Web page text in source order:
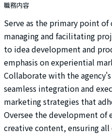
職務内容
Serve as the primary point
managing and facilitating
to idea development and
emphasis on experiential
Collaborate with the
seamless integration and
marketing strategies that
Oversee the development of
creative content, ensuring